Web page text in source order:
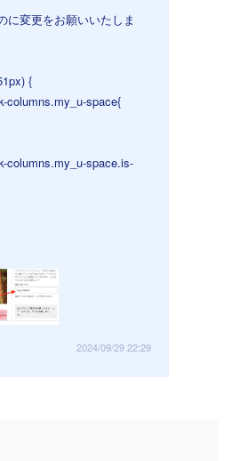
に変更をお願いいたしま
{
columns.my_u-space{
columns.my_u-space.is-
2024/09/29 22:29